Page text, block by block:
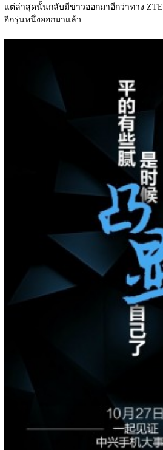
แต่ล่าสุดนั้นกลับมีข่าวออกมาอีกว่าทาง ZTE
อีกรุ่นหนึ่งออกมาแล้ว